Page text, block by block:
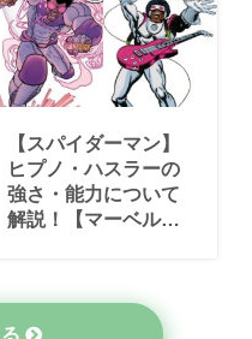
【スパイダーマン】
ヒプノ・ハスラーの
強さ・能力について
解説！【マーベル原